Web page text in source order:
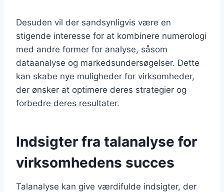
Desuden vil der sandsynligvis være en
stigende interesse for at kombinere numerologi
med andre former for analyse, såsom
dataanalyse og markedsundersøgelser. Dette
kan skabe nye muligheder for virksomheder,
der ønsker at optimere deres strategier og
forbedre deres resultater.
Indsigter fra talanalyse for
virksomhedens succes
Talanalyse kan give værdifulde indsigter, der